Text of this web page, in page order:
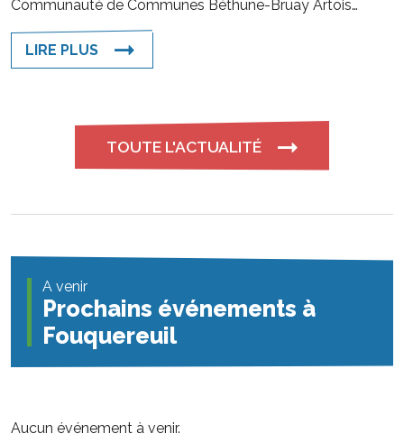
Communauté de Communes Béthune-Bruay Artois…
LIRE PLUS
TOUTE L'ACTUALITÉ
A venir
Prochains événements à
Fouquereuil
Aucun événement à venir.